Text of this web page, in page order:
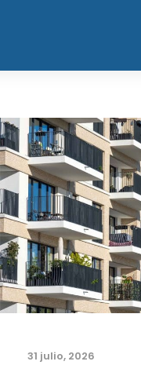
31 julio, 2026